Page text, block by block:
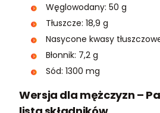
Węglowodany: 50 g
Tłuszcze: 18,9 g
Nasycone kwasy
Błonnik: 7,2 g
Sód: 1300 mg
Wersja dla mężczyzn –